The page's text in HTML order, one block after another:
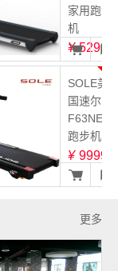
家用跑步
机
¥ 5299
SOLE美
国速尔
F63NEW
跑步机
¥ 9999
更多